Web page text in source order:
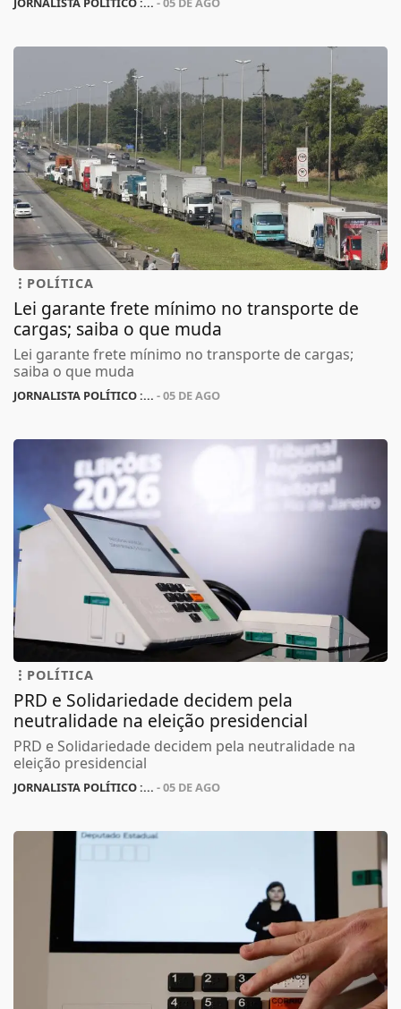
POLÍTICA
Lei garante frete mínimo no transporte de
cargas; saiba o que muda
Lei garante frete mínimo no transporte de cargas;
saiba o que muda
JORNALISTA POLÍTICO :... - 05 DE AGO
POLÍTICA
PRD e Solidariedade decidem pela
neutralidade na eleição presidencial
PRD e Solidariedade decidem pela neutralidade na
eleição presidencial
JORNALISTA POLÍTICO :... - 05 DE AGO